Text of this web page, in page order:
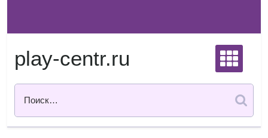
содержимому
play-centr.ru